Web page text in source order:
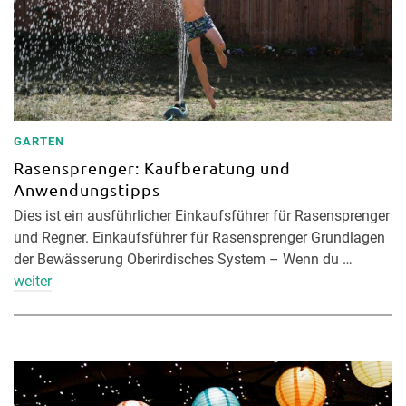
GARTEN
Rasensprenger: Kaufberatung und
Anwendungstipps
Dies ist ein ausführlicher Einkaufsführer für Rasensprenger
und Regner. Einkaufsführer für Rasensprenger Grundlagen
der Bewässerung Oberirdisches System – Wenn du …
weiter